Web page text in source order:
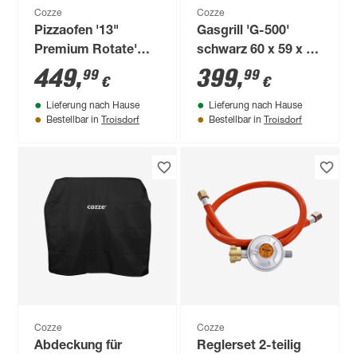
Cozze
Pizzaofen '13"
Premium Rotate'
230 V
449,99 €
Lieferung nach Hause
Bestellbar in Troisdorf
Cozze
Gasgrill 'G-500'
schwarz 60 x 59 x 38
cm
399,99 €
Lieferung nach Hause
Bestellbar in Troisdorf
Cozze
Abdeckung für
Cozze
Reglerset 2-teilig